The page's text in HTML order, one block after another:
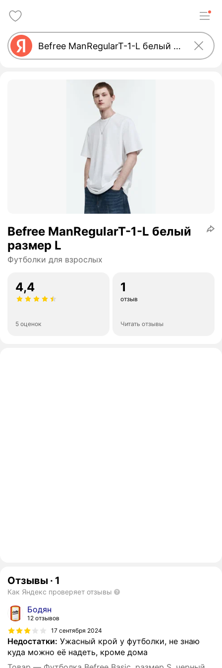
Befree ManRegularT-1-L белый
размер L
Футболки для взрослых
4,4
5 оценок
1
отзыв
Читать отзывы
Отзывы · 1
Как Яндекс проверяет отзывы
Бодян
12 отзывов
17 сентября 2024
Недостатки: Ужасный крой у футболки, не знаю
куда можно её надеть, кроме дома